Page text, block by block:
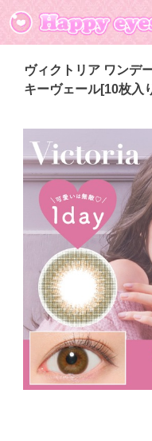
ヴィクトリア ワンデ
キーヴェール[10枚入